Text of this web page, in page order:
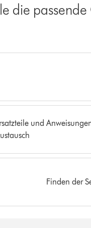
die
und
Finden der